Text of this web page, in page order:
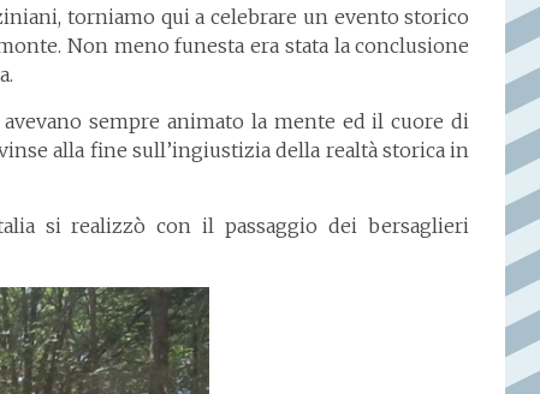
torniamo qui a celebrare un evento storico
Non meno funesta era stata la conclusione
sempre animato la mente ed il cuore di
alla fine sull’ingiustizia della realtà storica in
si realizzò con il passaggio dei bersaglieri